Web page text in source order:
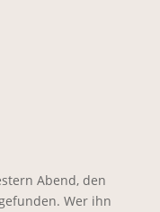
Abend, den
Wer ihn